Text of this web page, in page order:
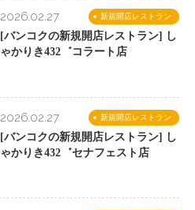
新規開店レストラン
2026.02.27
[バンコクの新規開店レストラン] し
ゃかりき432゛コラート店
新規開店レストラン
2026.02.27
[バンコクの新規開店レストラン] し
ゃかりき432゛セナフェスト店